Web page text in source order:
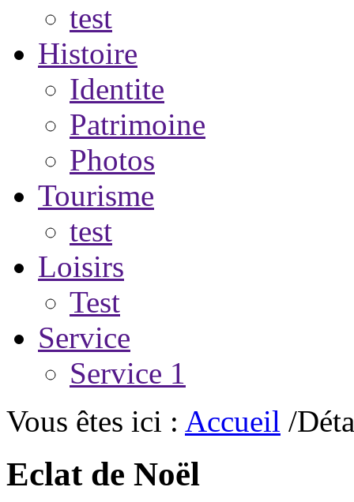
test
Histoire
Identite
Patrimoine
Photos
Tourisme
test
Loisirs
Test
Service
Service 1
Vous êtes ici : Accueil /
Eclat de Noël